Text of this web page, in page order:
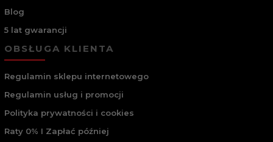
Blog
5 lat gwarancji
OBSŁUGA KLIENTA
Regulamin sklepu internetowego
Regulamin usług i promocji
Polityka prywatności i cookies
Raty 0% I Zapłać później